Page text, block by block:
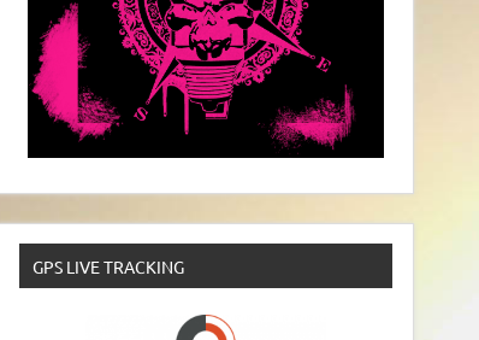
GPS LIVE TRACKING